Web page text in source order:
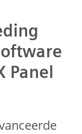
Panel